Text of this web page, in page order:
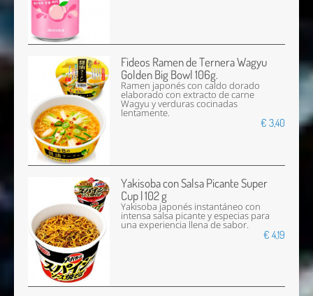
Fideos Ramen de Ternera Wagyu
Golden Big Bowl 106g.
Ramen japonés con caldo dorado
elaborado con extracto de carne
Wagyu y verduras cocinadas
lentamente.
€ 3,40
Yakisoba con Salsa Picante Super
Cup | 102 g
Yakisoba japonés instantáneo con
intensa salsa picante y especias para
una experiencia llena de sabor.
€ 4,19